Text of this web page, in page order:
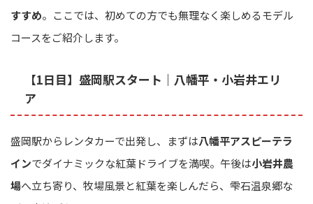
すすめ。ここでは、初めての方でも無理なく楽しめるモデル
コースをご紹介します。
【1日目】盛岡駅スタート｜八幡平・小岩井エリ
ア
盛岡駅からレンタカーで出発し、まずは八幡平アスピーテラ
インでダイナミックな紅葉ドライブを満喫。午後は小岩井農
場へ立ち寄り、牧場風景と紅葉を楽しんだら、雫石温泉郷な